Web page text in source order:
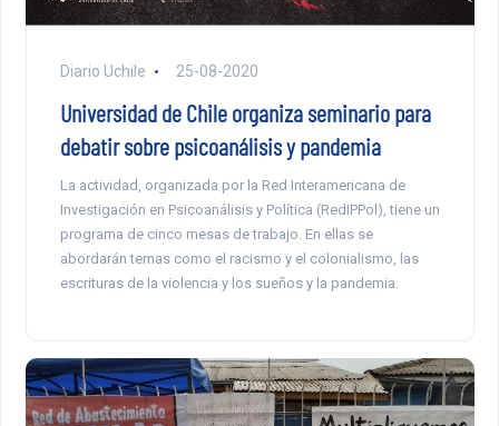
Diario Uchile 25-08-2020
Universidad de Chile organiza seminario para
debatir sobre psicoanálisis y pandemia
La actividad, organizada por la Red Interamericana de
Investigación en Psicoanálisis y Política (RedIPPol), tiene un
programa de cinco mesas de trabajo. En ellas se
abordarán temas como el racismo y el colonialismo, las
escrituras de la violencia y los sueños y la pandemia.